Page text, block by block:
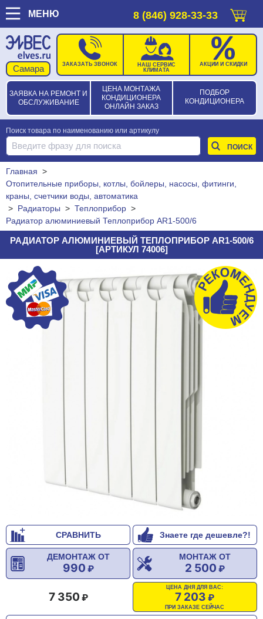
МЕНЮ 8 (846) 928-33-33
ЗАЯВКА НА РЕМОНТ И
ОБСЛУЖИВАНИЕ
ЦЕНА МОНТАЖА
КОНДИЦИОНЕРА
ОНЛАЙН ЗАКАЗ
ПОДБОР
КОНДИЦИОНЕРА
ЗАКАЗАТЬ ЗВОНОК
НАШ СЕРВИС
КЛИМАТА
АКЦИИ И СКИДКИ
Поиск товара по наименованию или артикулу
Главная >
Отопительные приборы, котлы, бойлеры, насосы, фитинги,
краны, счетчики воды, автоматика
> Радиаторы > Теплоприбор >
Радиатор алюминиевый Теплоприбор AR1-500/6
РАДИАТОР АЛЮМИНИЕВЫЙ ТЕПЛОПРИБОР AR1-500/6
[АРТИКУЛ 74006]
СРАВНИТЬ Знаете где дешевле?!
МОНТАЖ ОТ
2 500
ДЕМОНТАЖ ОТ
990
ЦЕНА ДНЯ ДЛЯ ВАС:
7 203
ПРИ ЗАКАЗЕ СЕЙЧАС
7 350